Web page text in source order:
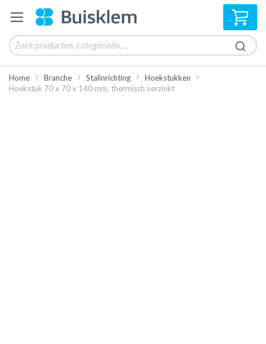
Home Branche Stalinrichting
Hoekstukken
Hoekstuk 70 x 70 x 140 mm, thermisch verzinkt